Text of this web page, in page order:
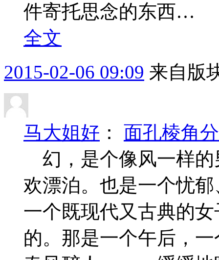
件寄托思念的东西…
全文
2015-02-06 09:09 来自版
马大姐好 ： 面孔棱角
幻，是个像风一样的
欢漂泊。也是一个忧
一个既现代又古典的
的。那是一个午后，